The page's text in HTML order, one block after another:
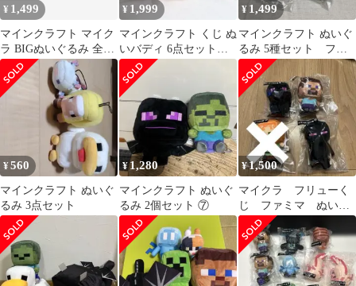
¥ 1,499
マインクラフト マイク
ラ BIGぬいぐるみ 全2
種セット
¥ 1,999
マインクラフト くじ ぬ
いバディ 6点セット★
マイクラ ぬいぐるみ マ
スコット
¥ 1,499
マインクラフト ぬいぐ
るみ 5種セット フリ
ューくじ
¥560
マインクラフト ぬいぐ
るみ 3点セット
¥1,280
マインクラフト ぬいぐ
るみ 2個セット ⑦
¥1,500
マイクラ フリューく
じ ファミマ ぬいバ
ディ 3点セット